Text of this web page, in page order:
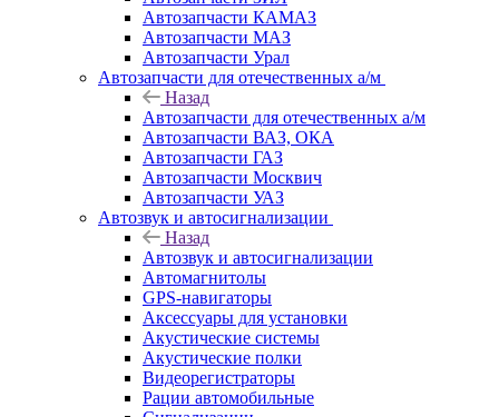
Автозапчасти КАМАЗ
Автозапчасти МАЗ
Автозапчасти Урал
Автозапчасти для отечественных а/м
Назад
Автозапчасти для отечественных а/м
Автозапчасти ВАЗ, ОКА
Автозапчасти ГАЗ
Автозапчасти Москвич
Автозапчасти УАЗ
Автозвук и автосигнализации
Назад
Автозвук и автосигнализации
Автомагнитолы
GPS-навигаторы
Аксессуары для установки
Акустические системы
Акустические полки
Видеорегистраторы
Рации автомобильные